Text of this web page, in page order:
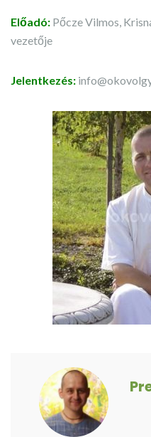
Előadó: Pőcze Vilmos,
vezetője
Jelentkezés: